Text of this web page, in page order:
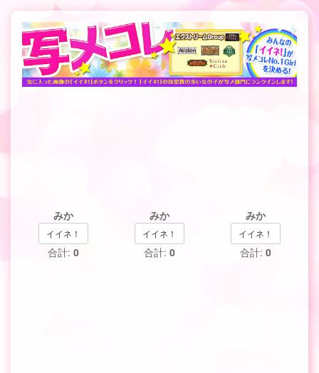
みか
イイネ！
合計: 0
みか
イイネ！
合計: 0
みか
イイネ！
合計:0